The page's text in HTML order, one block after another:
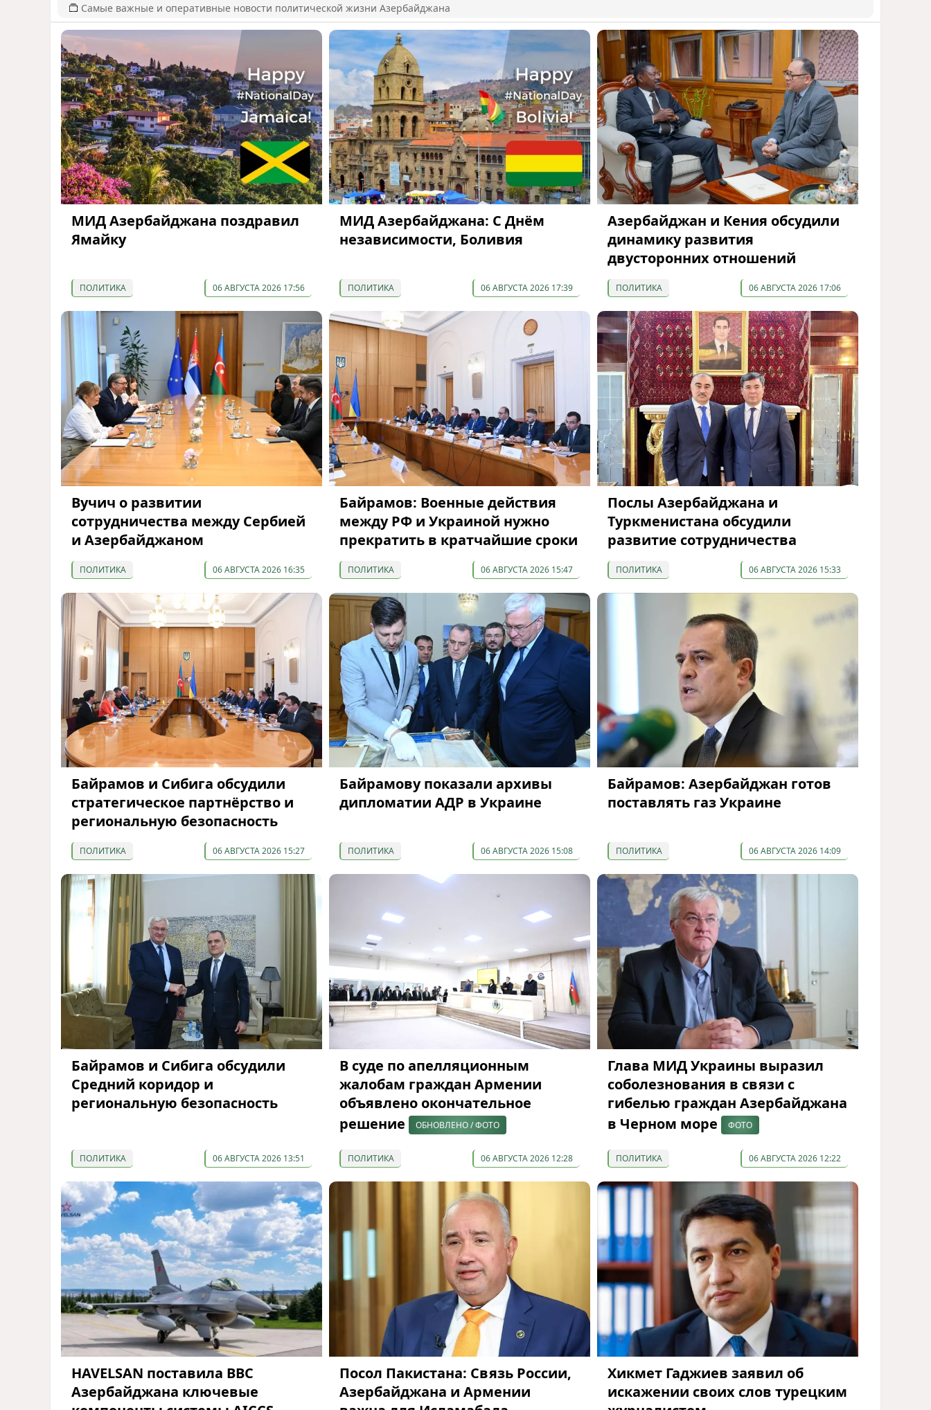
1915 05 Августа 2026 11:49
10 Стена в океане
КИТАЙ ПРОВЕЛ УЧЕНИЯ В ЮЖНО-
КИТАЙСКОМ МОРЕ
1899 03 Августа 2026 20:23
Самые важные и оперативные новости политической жизни Азербайджана
МИД Азербайджана поздравил
Ямайку
ПОЛИТИКА 06 АВГУСТА 2026 17:56
МИД Азербайджана: С Днём
независимости, Боливия
ПОЛИТИКА 06 АВГУСТА 2026 17:39
Азербайджан и Кения обсудили
динамику развития
двусторонних отношений
ПОЛИТИКА 06 АВГУСТА 2026 17:06
Вучич о развитии
сотрудничества между Сербией
и Азербайджаном
ПОЛИТИКА 06 АВГУСТА 2026 16:35
Байрамов: Военные действия
между РФ и Украиной нужно
прекратить в кратчайшие сроки
ПОЛИТИКА 06 АВГУСТА 2026 15:47
Послы Азербайджана и
Туркменистана обсудили
развитие сотрудничества
ПОЛИТИКА 06 АВГУСТА 2026 15:33
Байрамов и Сибига обсудили
стратегическое партнёрство и
региональную безопасность
ПОЛИТИКА 06 АВГУСТА 2026 15:27
Байрамову показали архивы
дипломатии АДР в Украине
ПОЛИТИКА 06 АВГУСТА 2026 15:08
Байрамов: Азербайджан готов
поставлять газ Украине
ПОЛИТИКА 06 АВГУСТА 2026 14:09
Байрамов и Сибига обсудили
Средний коридор и
региональную безопасность
ПОЛИТИКА 06 АВГУСТА 2026 13:51
В суде по апелляционным
жалобам граждан Армении
объявлено окончательное
решение
ОБНОВЛЕНО / ФОТО
ПОЛИТИКА 06 АВГУСТА 2026 12:28
Глава МИД Украины выразил
соболезнования в связи с
гибелью граждан Азербайджана
в Черном море
ФОТО
ПОЛИТИКА 06 АВГУСТА 2026 12:22
HAVELSAN поставила ВВС
Азербайджана ключевые
Посол Пакистана: Связь России,
Азербайджана и Армении
Хикмет Гаджиев заявил об
искажении своих слов турецким